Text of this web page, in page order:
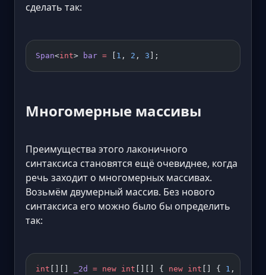
сделать так:
Span<int> bar = 1 , 2 , 3 ];
Многомерные массивы
Преимущества этого лаконичного
синтаксиса становятся ещё очевиднее, когда
речь заходит о многомерных массивах.
Возьмём двумерный массив. Без нового
синтаксиса его можно было бы определить
так:
int _2d = new int [][] { new int [] { 1 ,